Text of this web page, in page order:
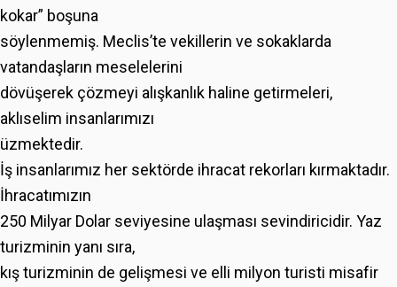
kokar” boşuna
söylenmemiş. Meclis’te vekillerin ve sokaklarda
vatandaşların meselelerini
dövüşerek çözmeyi alışkanlık haline getirmeleri,
aklıselim insanlarımızı
üzmektedir.
İş insanlarımız her sektörde ihracat rekorları kırmaktadır.
İhracatımızın
250 Milyar Dolar seviyesine ulaşması sevindiricidir. Yaz
turizminin yanı sıra,
kış turizminin de gelişmesi ve elli milyon turisti misafir